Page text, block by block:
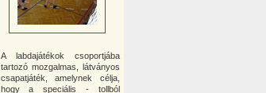
A labdajátékok csoportjába
tartozó mozgalmas, látványos
csapatjáték, amelynek célja,
hogy a speciális - tollból